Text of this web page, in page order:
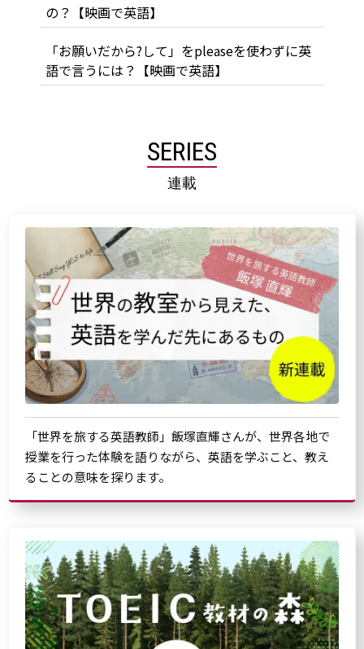
の？【映画で英語】
「お願いだから?して」をpleaseを使わずに英
語で言うには？【映画で英語】
SERIES
連載
「世界を旅する英語教師」飯塚直輝さんが、世界各地で
授業を行った体験を語りながら、英語を学ぶこと、教え
ることの意味を探ります。